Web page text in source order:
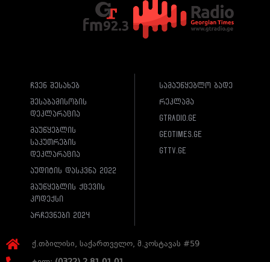
ჩვენ შესახებ
შესაბამისობის
დეკლარაცია
მაუწყებლის
საკუთრების
დეკლარაცია
აუდიტის დასკვნა 2022
მაუწყებლის ქცევის
კოდექსი
არჩევნები 2024
სამაუწყებლო ბადე
რეკლამა
gtradio.ge
geotimes.ge
gttv.ge
ქ.თბილისი, საქართველო, მ.კოსტავას #59